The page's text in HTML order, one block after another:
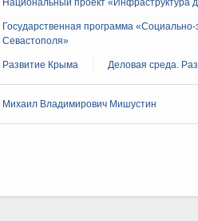
Национальный проект «Инфраструктура
Государственная программа
Севастополя»
Развитие Крыма Деловая среда.
Михаил Владимирович Мишустин